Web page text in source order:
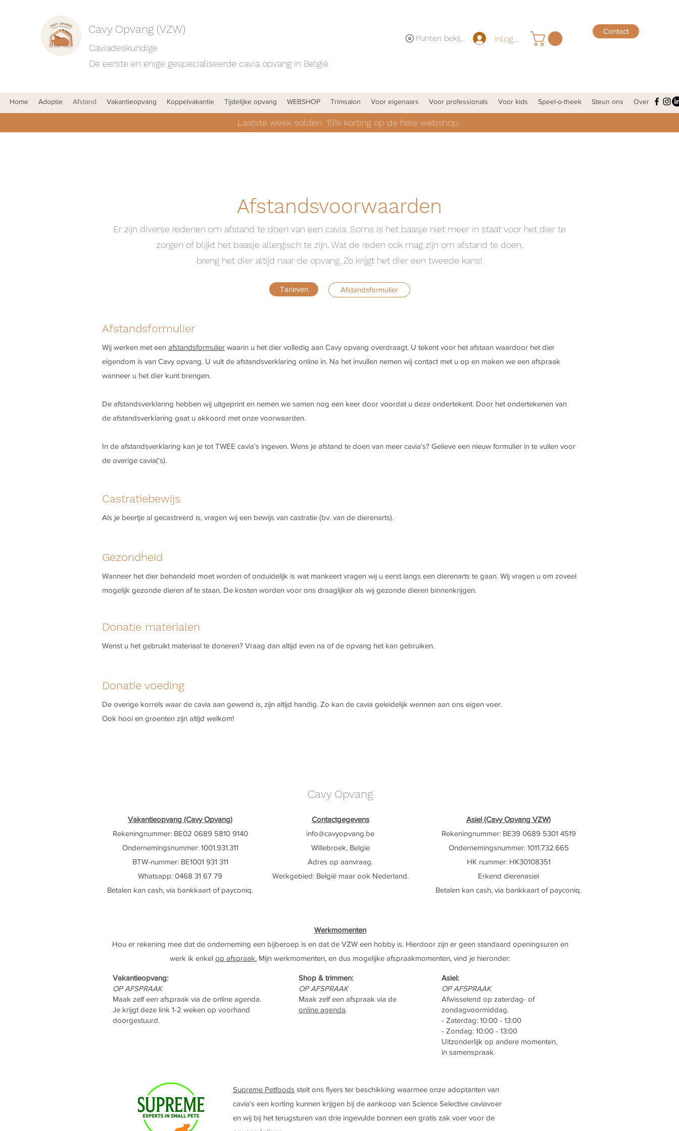
Cavy Opvang (VZW)
Caviadeskundige
De eerste en enige gespecialiseerde cavia opvang in België
Inloggen
Punten bekijken
Contact
Home Adoptie Afstand Vakantieopvang Koppelvakantie Tijdelijke opvang WEBSHOP Trimsalon Voor eigenaars Voor professionals Voor kids Speel-o-theek Steun ons Over
Laatste week solden: 15% korting op de hele webshop.
Afstandsvoorwaarden
Er zijn diverse redenen om afstand te doen van een cavia. Soms is het baasje niet meer in staat voor het dier te
zorgen of blijkt het baasje allergisch te zijn. Wat de reden ook mag zijn om afstand te doen,
breng het dier altijd naar de opvang. Zo krijgt het dier een tweede kans!
Tarieven Afstandsformulier
Afstandsformulier
Wij werken met een afstandsformulier waarin u het dier volledig aan Cavy opvang overdraagt. U tekent voor het afstaan waardoor het dier
eigendom is van Cavy opvang. U vult de afstandsverklaring online in. Na het invullen nemen wij contact met u op en maken we een afspraak
wanneer u het dier kunt brengen.
De afstandsverklaring hebben wij uitgeprint en nemen we samen nog een keer door voordat u deze ondertekent. Door het ondertekenen van
de afstandsverklaring gaat u akkoord met onze voorwaarden.
In de afstandsverklaring kan je tot TWEE cavia's ingeven. Wens je afstand te doen van meer cavia's? Gelieve een nieuw formulier in te vullen voor
de overige cavia('s).
Castratiebewijs
Als je beertje al gecastreerd is, vragen wij een bewijs van castratie (bv. van de dierenarts).
Gezondheid
Wanneer het dier behandeld moet worden of onduidelijk is wat mankeert vragen wij u eerst langs een dierenarts te gaan. Wij vragen u om zoveel
mogelijk gezonde dieren af te staan. De kosten worden voor ons draaglijker als wij gezonde dieren binnenkrijgen.
Donatie materialen
Wenst u het gebruikt materiaal te doneren? Vraag dan altijd even na of de opvang het kan gebruiken.
Donatie voeding
De overige korrels waar de cavia aan gewend is, zijn altijd handig. Zo kan de cavia geleidelijk wennen aan ons eigen voer.
Ook hooi en groenten zijn altijd welkom!
Cavy Opvang
Vakantieopvang (Cavy Opvang)
Rekeningnummer: BE02 0689 5810 9140
Ondernemingsnummer: 1001.931.311
BTW-nummer: BE1001 931 311
Whatsapp: ‭0468 31 67 79‬
Betalen kan cash, via bankkaart of payconiq.
Contactgegevens
info@cavyopvang.be
Willebroek, Belgïe
Adres op aanvraag.
Werkgebied:België maar ook Nederland​.
Asiel (Cavy Opvang VZW)
Rekeningnummer: BE39 0689 5301 4519
Ondernemingsnummer: 1011.732.665
HK nummer: HK30108351
Erkend dierenasiel
Betalen kan cash, via bankkaart of payconiq.
Werkmomenten
Hou er rekening mee dat de onderneming een bijberoep is en dat de VZW een hobby is. Hierdoor zijn er geen standaard openingsuren en
werk ik enkel op afspraak. Mijn werkmomenten, en dus mogelijke afspraakmomenten, vind je hieronder:
Vakantieopvang:
OP AFSPRAAK
Maak zelf een afspraak via de online agenda.
Je krijgt deze link 1-2 weken op voorhand
doorgestuurd.
Asiel:
OP AFSPRAAK
Afwisselend op zaterdag- of
zondagvoormiddag.
- Zaterdag: 10:00 - 13:00
- Zondag: 10:00 - 13:00
Uitzonderlijk op andere momenten,
in samenspraak.
Shop & trimmen:
OP AFSPRAAK
Maak zelf een afspraak via de
online agenda.
Supreme Petfoods stelt ons flyers ter beschikking waarmee onze adoptanten van
cavia's een korting kunnen krijgen bij de aankoop van Science Selective caviavoer
en wij bij het terugsturen van drie ingevulde bonnen een gratis zak voer voor de